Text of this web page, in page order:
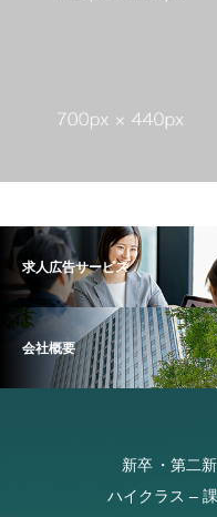
求人広告サービス
会社概要
新卒
第二
ハイクラス –